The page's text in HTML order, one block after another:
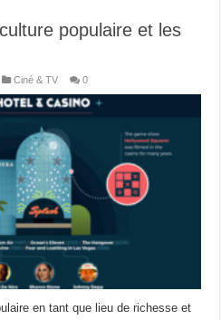
populaire et les
Ciné & TV 0
en tant que lieu de richesse et